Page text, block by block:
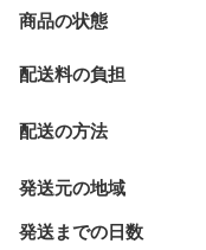
商品の状態
配送料の負担
配送の方法
発送元の地域
発送までの日数